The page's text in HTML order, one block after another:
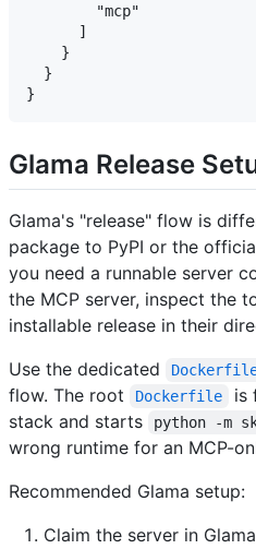
        "mcp"
      ]
    }
  }
Glama Release
Glama's "release" flow is
package to PyPI or the
you need a runnable server
the MCP server, inspect the
installable release in their
Use the dedicated
flow. The root
Dockerfile
is
stack and starts
python -m
wrong runtime for an MCP-
Recommended Glama setup:
Claim the server in